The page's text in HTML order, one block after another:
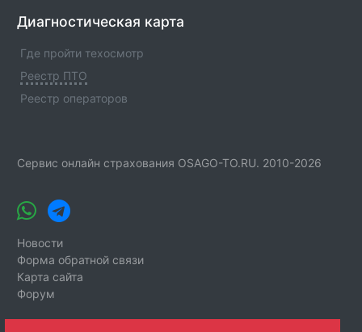
Диагностическая карта
Где пройти техосмотр
Реестр ПТО
Реестр операторов
Сервис онлайн страхования OSAGO-TO.RU. 2010-2026
Новости
Форма обратной связи
Карта сайта
Форум